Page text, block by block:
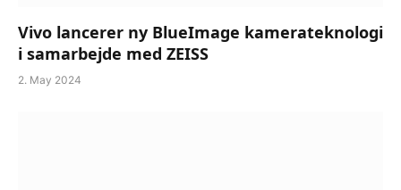
Vivo lancerer ny BlueImage kamerateknologi
i samarbejde med ZEISS
2. May 2024